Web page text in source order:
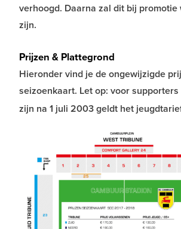
verhoogd. Daarna zal dit bij promotie
zijn.
Prijzen & Plattegrond
Hieronder vind je de ongewijzigde
seizoenkaart. Let op: voor
zijn na 1 juli 2003 geldt het